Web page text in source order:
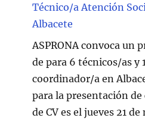
Técnico/a Atención
Albacete
ASPRONA convoca un
de para 6 técnicos/as y
coordinador/a en
para la presentación
de CV es el jueves 21